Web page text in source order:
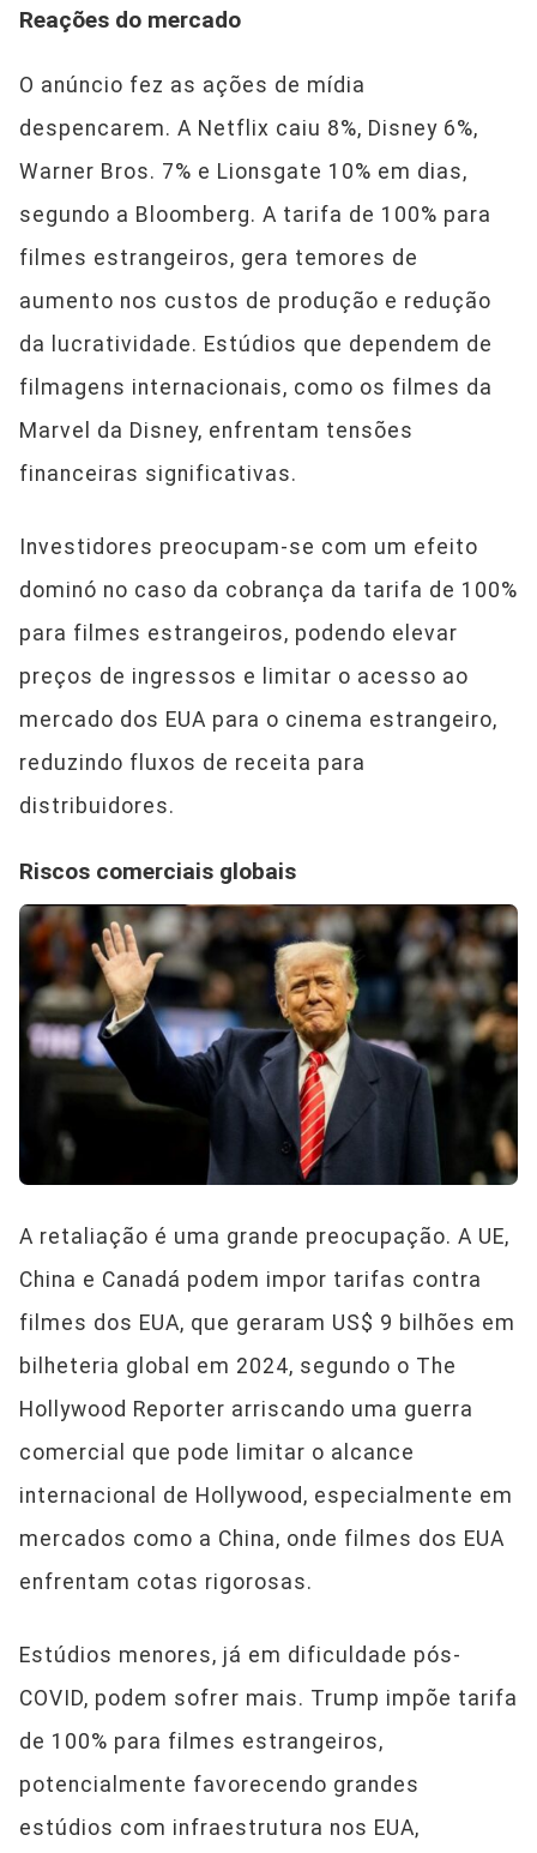
Reações do mercado
O anúncio fez as ações de mídia
despencarem. A Netflix caiu 8%, Disney 6%,
Warner Bros. 7% e Lionsgate 10% em dias,
segundo a Bloomberg. A tarifa de 100% para
filmes estrangeiros, gera temores de
aumento nos custos de produção e redução
da lucratividade. Estúdios que dependem de
filmagens internacionais, como os filmes da
Marvel da Disney, enfrentam tensões
financeiras significativas.
Investidores preocupam-se com um efeito
dominó no caso da cobrança da tarifa de 100%
para filmes estrangeiros, podendo elevar
preços de ingressos e limitar o acesso ao
mercado dos EUA para o cinema estrangeiro,
reduzindo fluxos de receita para
distribuidores.
Riscos comerciais globais
A retaliação é uma grande preocupação. A UE,
China e Canadá podem impor tarifas contra
filmes dos EUA, que geraram US$ 9 bilhões em
bilheteria global em 2024, segundo o The
Hollywood Reporter arriscando uma guerra
comercial que pode limitar o alcance
internacional de Hollywood, especialmente em
mercados como a China, onde filmes dos EUA
enfrentam cotas rigorosas.
Estúdios menores, já em dificuldade pós-
COVID, podem sofrer mais. Trump impõe tarifa
de 100% para filmes estrangeiros,
potencialmente favorecendo grandes
estúdios com infraestrutura nos EUA,